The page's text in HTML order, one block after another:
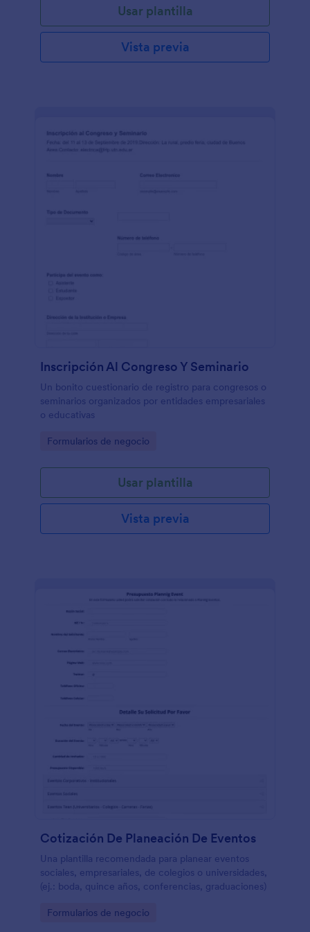
Usar plantilla
Vista previa
Inscripción Al Congreso Y Seminario
Un bonito cuestionario de registro para congresos o
seminarios organizados por entidades empresariales
o educativas
Go to Category:
Formularios de negocio
Usar plantilla
Vista previa
Cotización De Planeación De Eventos
Una plantilla recomendada para planear eventos
sociales, empresariales, de colegios o universidades,
(ej.: boda, quince años, conferencias, graduaciones)
Go to Category:
Formularios de negocio